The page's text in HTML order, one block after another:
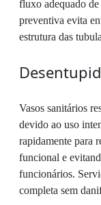
fluxo adequado
preventiva evita
estrutura das
Vasos sanitários
devido ao uso
rapidamente para
funcional e
funcionários.
completa sem